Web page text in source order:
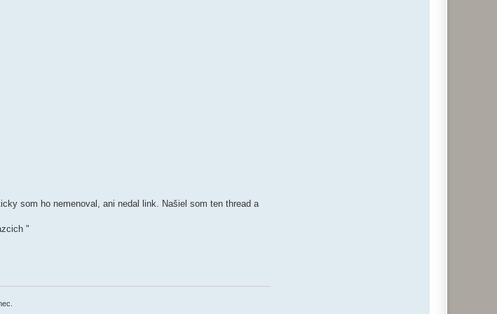
som ho nemenoval, ani nedal link. Našiel som ten thread a
"